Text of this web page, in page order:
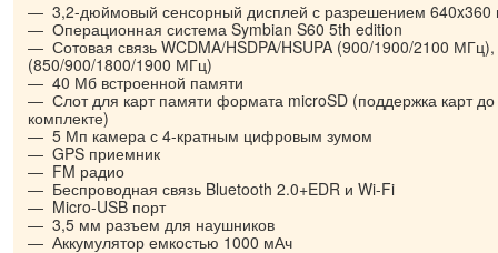
3,2-дюймовый сенсорный дисплей с разрешением 640x360
Операционная система Symbian S60 5th edition
Сотовая связь WCDMA/HSDPA/HSUPA (900/1900/2100
(850/900/1800/1900 МГц)
40 Мб встроенной памяти
Слот для карт памяти формата microSD (поддержка карт
комплекте)
5 Мп камера с 4-кратным цифровым зумом
GPS приемник
FM радио
Беспроводная связь Bluetooth 2.0+EDR и Wi-Fi
Micro-USB порт
3,5 мм разъем для наушников
Аккумулятор емкостью 1000 мАч